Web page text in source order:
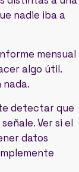
nadie iba a
mensual
algo útil.
detectar que
Ver si el
datos